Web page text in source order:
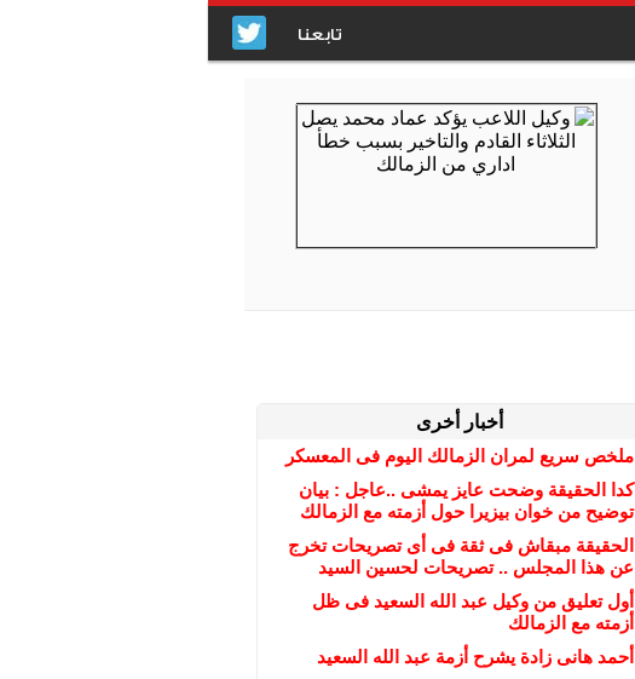
تابعنا
أخبار أخرى
ملخص سريع لمران الزمالك اليوم فى المعسكر
كدا الحقيقة وضحت عايز يمشى ..عاجل : بيان
توضيح من خوان بيزيرا حول أزمته مع الزمالك
الحقيقة مبقاش فى ثقة فى أى تصريحات تخرج
عن هذا المجلس .. تصريحات لحسين السيد
أول تعليق من وكيل عبد الله السعيد فى ظل
أزمته مع الزمالك
أحمد هانى زادة يشرح أزمة عبد الله السعيد